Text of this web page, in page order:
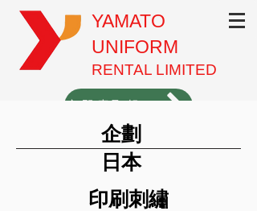
YAMATO
UNIFORM
RENTAL LIMITED
立即索取報價（1分鐘填表）
3620-3701
企劃
日本
印刷刺繡